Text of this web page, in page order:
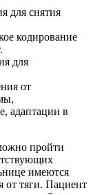
для снятия
кодирование
для
от
адаптации в
пройти
имеются
от тяги. Пациент